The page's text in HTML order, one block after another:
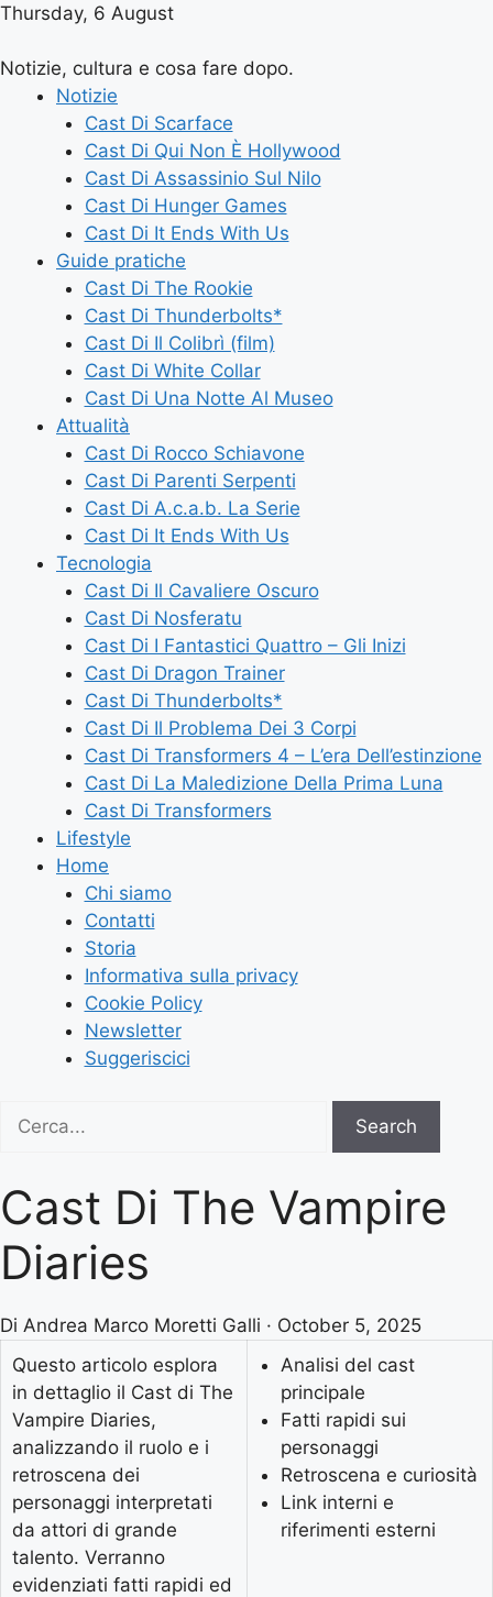
Thursday, 6 August
Notizie, cultura e cosa fare dopo.
Notizie
Cast Di Scarface
Cast Di Qui Non È Hollywood
Cast Di Assassinio Sul Nilo
Cast Di Hunger Games
Cast Di It Ends With Us
Guide pratiche
Cast Di The Rookie
Cast Di Thunderbolts*
Cast Di Il Colibrì (film)
Cast Di White Collar
Cast Di Una Notte Al Museo
Attualità
Cast Di Rocco Schiavone
Cast Di Parenti Serpenti
Cast Di A.c.a.b. La Serie
Cast Di It Ends With Us
Tecnologia
Cast Di Il Cavaliere Oscuro
Cast Di Nosferatu
Cast Di I Fantastici Quattro – Gli Inizi
Cast Di Dragon Trainer
Cast Di Thunderbolts*
Cast Di Il Problema Dei 3 Corpi
Cast Di Transformers 4 – L’era Dell’estinzione
Cast Di La Maledizione Della Prima Luna
Cast Di Transformers
Lifestyle
Home
Chi siamo
Contatti
Storia
Informativa sulla privacy
Cookie Policy
Newsletter
Suggeriscici
for:
Search
Cast Di The Vampire
Diaries
Di Andrea Marco Moretti Galli · October 5, 2025
Questo articolo esplora
in dettaglio il Cast di The
Vampire Diaries,
analizzando il ruolo e i
retroscena dei
personaggi interpretati
da attori di grande
talento. Verranno
evidenziati fatti rapidi ed
Analisi del cast
principale
Fatti rapidi sui
personaggi
Retroscena e curiosità
Link interni e
riferimenti esterni